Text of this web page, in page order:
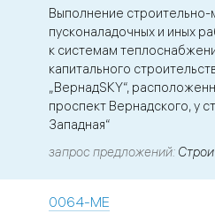
Выполнение
пусконаладочных и иных
к системам
капитального
„ВернадSKY“,
проспект Вернадского, у
Западная“
запрос предложений
0064-МЕ